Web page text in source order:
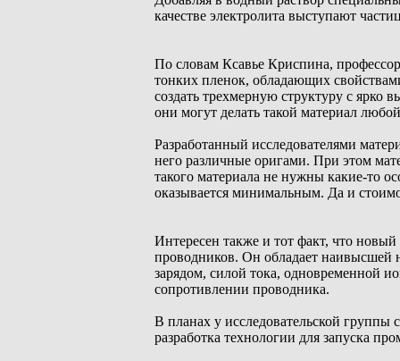
качестве электролита выступают
По словам Ксавье Криспина,
тонких пленок, обладающих
создать трехмерную структуру с
они могут делать такой материал
Разработанный исследователями
него различные оригами. При этом
такого материала не нужны какие-то
оказывается минимальным. Да и
Интересен также и тот факт, что
проводников. Он обладает наивысшей
зарядом, силой тока, одновременной
сопротивлении проводника.
В планах у исследовательской группы
разработка технологии для запуска